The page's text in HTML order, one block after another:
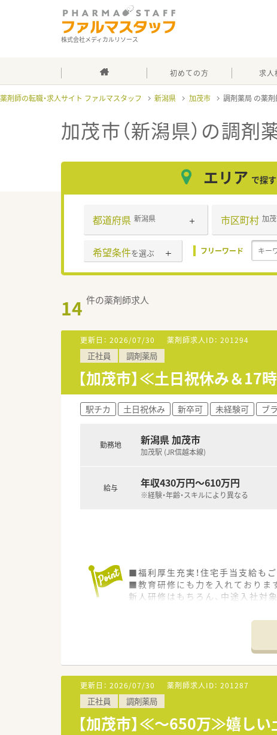
株式会社メディカルリソース
初めての方 求人
薬剤師の転職・求人サイト ファルマスタッフ 新潟県 加茂市 調剤薬局
加茂市（新潟県）の調剤
エリア で探す
都道府県 新潟県 市区町村 加
希望条件を選ぶ フリーワード
14 件の薬剤師求人
更新日： 2026/07/30 薬剤師求人ID： 201294
正社員 調剤薬局
【加茂市】≪土日祝休み＆
駅チカ 土日祝休み 新卒可 未経験可 ブ
勤務地 新潟県 加茂市
加茂駅 (JR信越本線)
給与 年収430万円～610万円
※経験・年齢・スキルにより異なる
■福利厚生充実！住宅手当支給もご
■教育研修にも力を入れておりま
新人研修はもちろん、中途入社対
更新日： 2026/07/30 薬剤師求人ID： 201287
正社員 調剤薬局
【加茂市】≪～650万≫嬉し